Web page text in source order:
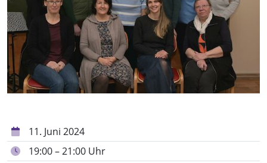
11. Juni 2024
19:00 – 21:00 Uhr